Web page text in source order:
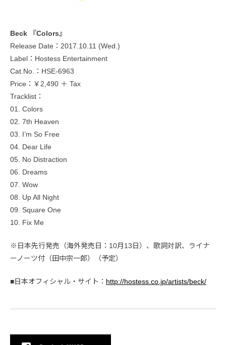
Beck 『Colors』
Release Date：2017.10.11 (Wed.)
Label：Hostess Entertainment
Cat.No.：HSE-6963
Price：￥2,490 ＋ Tax
Tracklist：
01. Colors
02. 7th Heaven
03. I’m So Free
04. Dear Life
05. No Distraction
06. Dreams
07. Wow
08. Up All Night
09. Square One
10. Fix Me
※日本先行発売（海外発売日：10月13日）、歌詞対訳、ライナ
ーノーツ付（田中宗一郎）（予定）
■日本オフィシャル・サイト： http://hostess.co.jp/artists/beck/